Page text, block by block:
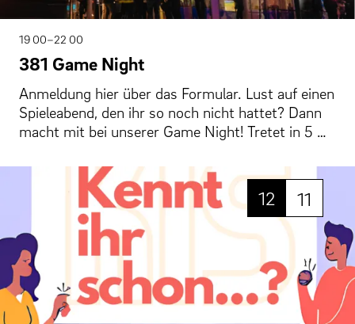
19 00–22 00
381 Game Night
Anmeldung hier über das Formular. Lust auf einen
Spieleabend, den ihr so noch nicht hattet? Dann
macht mit bei unserer Game Night! Tretet in 5 …
12 11